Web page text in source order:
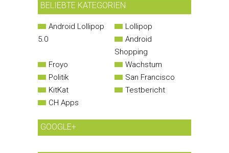
BELIEBTE KATEGORIEN
Android Lollipop
5.0
Lollipop
Android
Shopping
Froyo
Wachstum
Politik
San Francisco
KitKat
Testbericht
CH Apps
GOOGLE+